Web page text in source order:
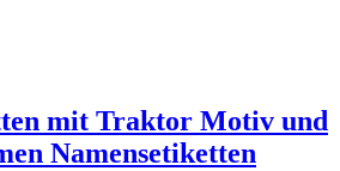
mit Traktor Motiv und
Namensetiketten